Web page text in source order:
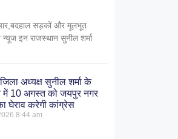
सड़कों और मूलभूत
इन राजस्थान सुनील शर्मा
अध्यक्ष सुनील शर्मा के
में 10 अगस्त को जयपुर नगर
घेराव करेगी कांग्रेस
8:44 am